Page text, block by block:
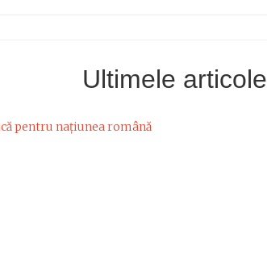
Ultimele articole